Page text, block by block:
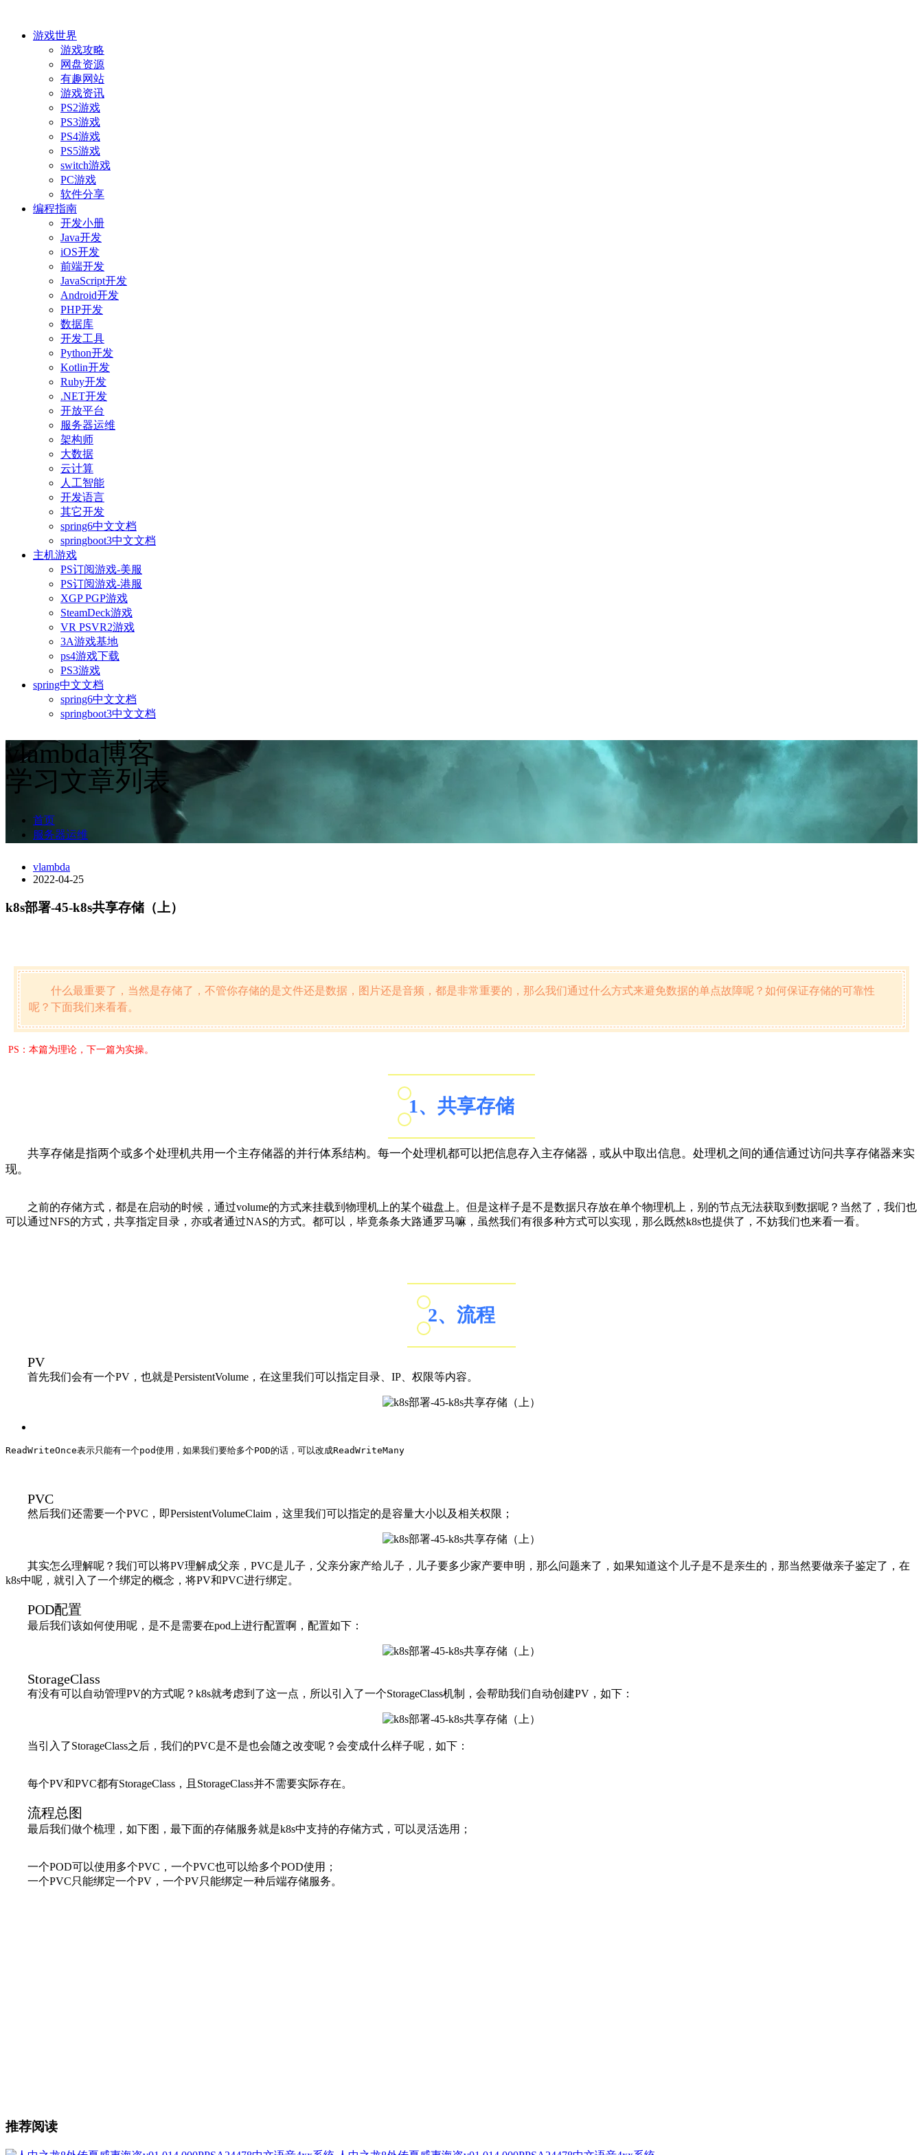
游戏世界
游戏攻略
网盘资源
有趣网站
游戏资讯
PS2游戏
PS3游戏
PS4游戏
PS5游戏
switch游戏
PC游戏
软件分享
编程指南
开发小册
Java开发
iOS开发
前端开发
JavaScript开发
Android开发
PHP开发
数据库
开发工具
Python开发
Kotlin开发
Ruby开发
.NET开发
开放平台
服务器运维
架构师
大数据
云计算
人工智能
开发语言
其它开发
spring6中文文档
springboot3中文文档
主机游戏
PS订阅游戏-美服
PS订阅游戏-港服
XGP PGP游戏
SteamDeck游戏
VR PSVR2游戏
3A游戏基地
ps4游戏下载
PS3游戏
spring中文文档
spring6中文文档
springboot3中文文档
vlambda博客
学习文章列表
首页
服务器运维
vlambda
2022-04-25
k8s部署-45-k8s共享存储（上）
什么最重要了，当然是存储了，不管你存储的是文件还是数据，图片还是音频，都是非常重要的，那么我们通过什么方式来避免数据的单点故障呢？如何保证存储的可靠性
呢？下面我们来看看。
PS：本篇为理论，下一篇为实操。
1、共享存储
共享存储是指两个或多个处理机共用一个主存储器的并行体系结构。每一个处理机都可以把信息存入主存储器，或从中取出信息。处理机之间的通信通过访问共享存储器来实
现。
之前的存储方式，都是在启动的时候，通过volume的方式来挂载到物理机上的某个磁盘上。但是这样子是不是数据只存放在单个物理机上，别的节点无法获取到数据呢？当然了，我们也
可以通过NFS的方式，共享指定目录，亦或者通过NAS的方式。都可以，毕竟条条大路通罗马嘛，虽然我们有很多种方式可以实现，那么既然k8s也提供了，不妨我们也来看一看。
2、流程
PV
首先我们会有一个PV，也就是PersistentVolume，在这里我们可以指定目录、IP、权限等内容。
ReadWriteOnce表示只能有一个pod使用，如果我们要给多个POD的话，可以改成ReadWriteMany
PVC
然后我们还需要一个PVC，即PersistentVolumeClaim，这里我们可以指定的是容量大小以及相关权限；
其实怎么理解呢？我们可以将PV理解成父亲，PVC是儿子，父亲分家产给儿子，儿子要多少家产要申明，那么问题来了，如果知道这个儿子是不是亲生的，那当然要做亲子鉴定了，在
k8s中呢，就引入了一个绑定的概念，将PV和PVC进行绑定。
POD配置
最后我们该如何使用呢，是不是需要在pod上进行配置啊，配置如下：
StorageClass
有没有可以自动管理PV的方式呢？k8s就考虑到了这一点，所以引入了一个StorageClass机制，会帮助我们自动创建PV，如下：
当引入了StorageClass之后，我们的PVC是不是也会随之改变呢？会变成什么样子呢，如下：
每个PV和PVC都有StorageClass，且StorageClass并不需要实际存在。
流程总图
最后我们做个梳理，如下图，最下面的存储服务就是k8s中支持的存储方式，可以灵活选用；
一个POD可以使用多个PVC，一个PVC也可以给多个POD使用；
一个PVC只能绑定一个PV，一个PV只能绑定一种后端存储服务。
推荐阅读